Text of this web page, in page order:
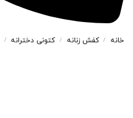
خانه / کفش زنانه / کتونی دخترانه /